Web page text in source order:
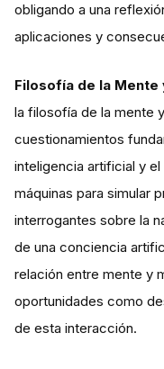
obligando a una
aplicaciones y
Filosofía de la Mente
la filosofía de la mente
cuestionamientos
inteligencia artificial y
máquinas para simular
interrogantes sobre la
de una conciencia
relación entre mente y
oportunidades como
de esta interacción​​.